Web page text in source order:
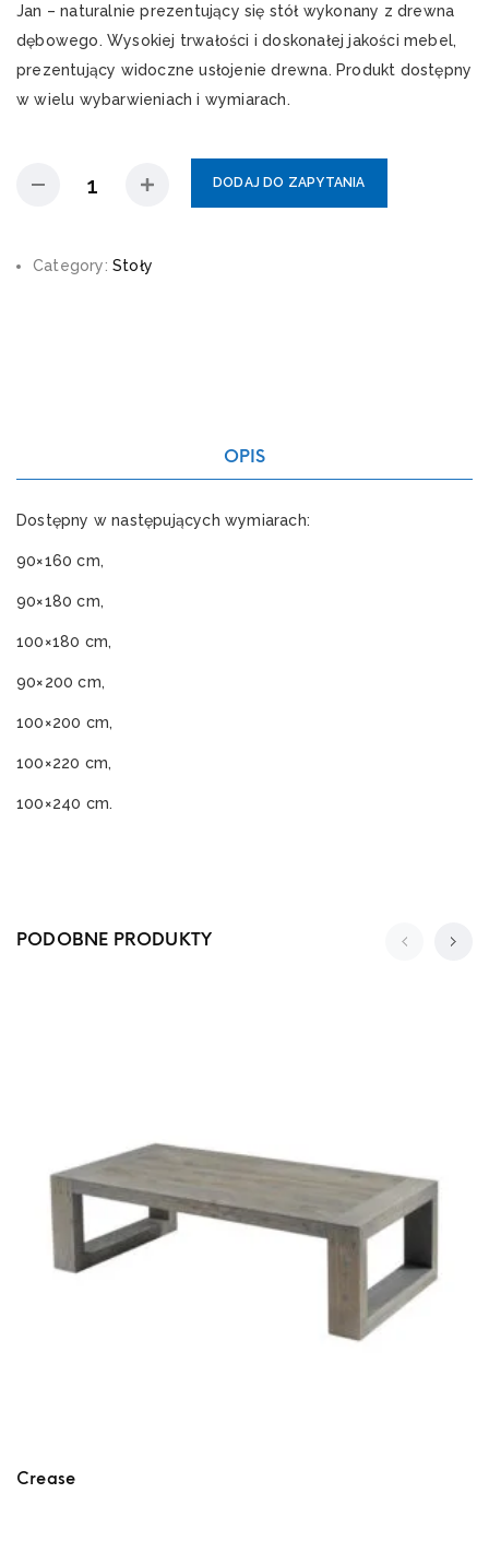
Jan – naturalnie prezentujący się stół wykonany z drewna
dębowego. Wysokiej trwałości i doskonałej jakości mebel,
prezentujący widoczne usłojenie drewna. Produkt dostępny
w wielu wybarwieniach i wymiarach.
DODAJ DO ZAPYTANIA
Category: Stoły
OPIS
Dostępny w następujących wymiarach:
90×160 cm,
90×180 cm,
100×180 cm,
90×200 cm,
100×200 cm,
100×220 cm,
100×240 cm.
PODOBNE PRODUKTY
Crease